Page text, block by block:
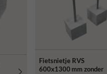
Fietsnietje RVS
600x1300 mm zonder